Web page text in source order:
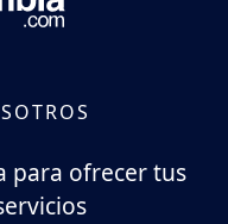
para ofrecer tus